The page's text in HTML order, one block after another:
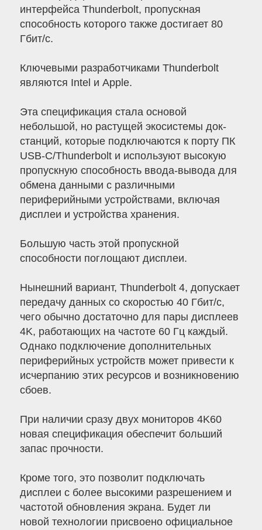
интерфейса Thunderbolt, пропускная
способность которого также достигает 80
Гбит/с.
Ключевыми разработчиками Thunderbolt
являются Intel и Apple.
Эта спецификация стала основой
небольшой, но растущей экосистемы док-
станций, которые подключаются к порту ПК
USB-C/Thunderbolt и используют высокую
пропускную способность ввода-вывода для
обмена данными с различными
периферийными устройствами, включая
дисплеи и устройства хранения.
Большую часть этой пропускной
способности поглощают дисплеи.
Нынешний вариант, Thunderbolt 4, допускает
передачу данных со скоростью 40 Гбит/с,
чего обычно достаточно для пары дисплеев
4K, работающих на частоте 60 Гц каждый.
Однако подключение дополнительных
периферийных устройств может привести к
исчерпанию этих ресурсов и возникновению
сбоев.
При наличии сразу двух мониторов 4K60
новая спецификация обеспечит больший
запас прочности.
Кроме того, это позволит подключать
дисплеи с более высокими разрешением и
частотой обновления экрана. Будет ли
новой технологии присвоено официальное